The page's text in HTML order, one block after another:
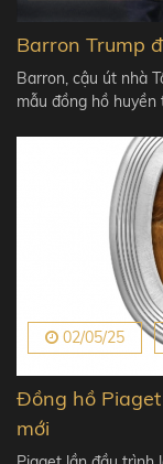
Barron Trump
Barron, cậu út nhà
mẫu đồng hồ huyền
02/05/25
Đồng hồ
mới